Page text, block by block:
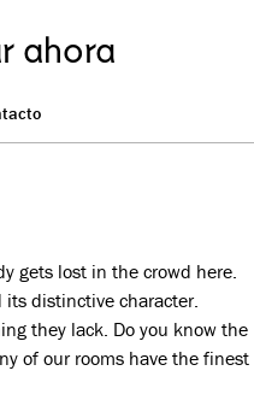
ahora
gets lost in the crowd here.
its distinctive character.
they lack. Do you know the
of our rooms have the finest